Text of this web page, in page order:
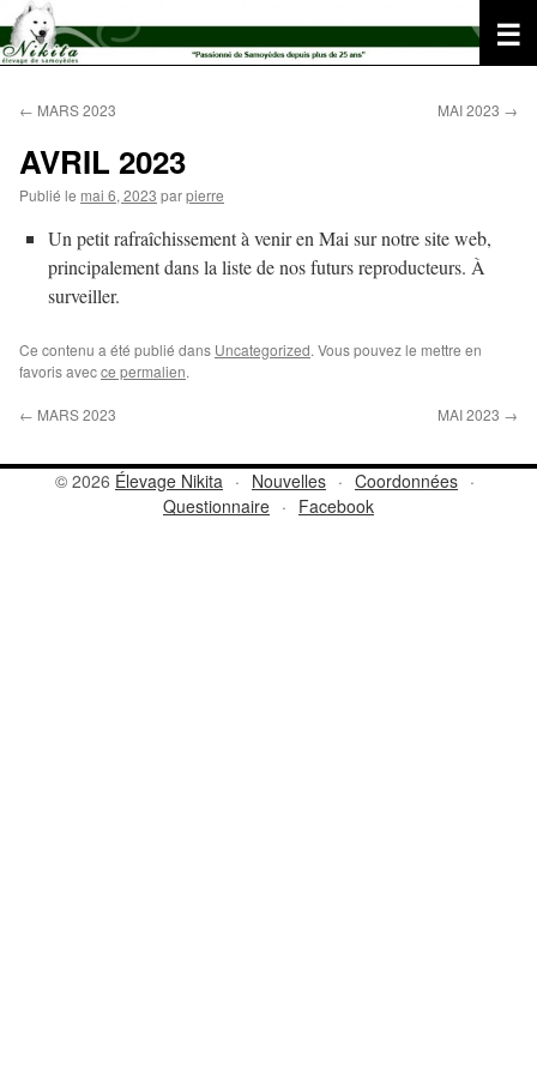
Aller
au
contenu
← MARS 2023 MAI 2023 →
AVRIL 2023
Publié le mai 6, 2023 parpierre
Un petit rafraîchissement à venir en Mai sur notre site web,
principalement dans la liste de nos futurs reproducteurs. À
surveiller.
Ce contenu a été publié dans Uncategorized. Vous pouvez le mettre en
favoris avecce permalien.
← MARS 2023 MAI 2023 →
© 2026 Élevage Nikita · Nouvelles · Coordonnées ·
Questionnaire · Facebook